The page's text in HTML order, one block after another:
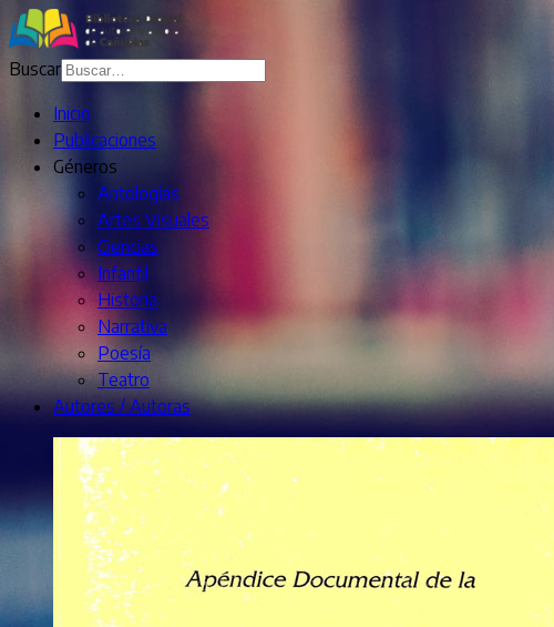
Buscar
Inicio
Publicaciones
Géneros
Antologías
Artes Visuales
Ciencias
Infantil
Historia
Narrativa
Poesía
Teatro
Autores / Autoras